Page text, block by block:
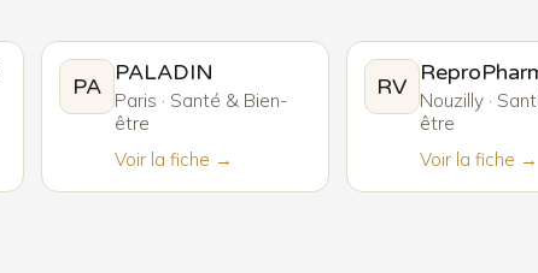
PA
PALADIN
Paris · Santé & Bien-
être
Voir la fiche →
RV
Nouzilly ·
être
Voir la fiche →